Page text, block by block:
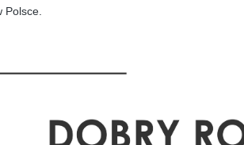
Polsce.